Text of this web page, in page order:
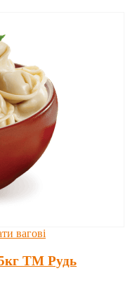
вагові
ТМ Рудь